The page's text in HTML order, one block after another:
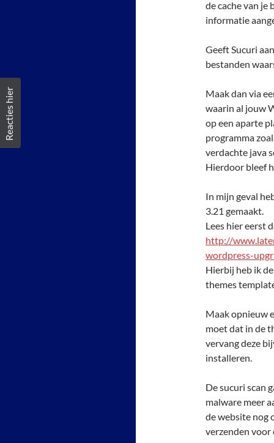
de cache van je
informatie
Geeft Sucuri
bestanden
Maak dan via
waarin al jouw
op een aparte
programma
verdachte java
Hierdoor bleef
In mijn geval
3.21 gemaakt.
Lees hier eerst
http://
wordpress-
Hierbij heb ik
themes
Maak opnieuw
moet dat in de
vervang deze
installeren.
De sucuri scan
malware meer
de website nog
verzenden voor
Reacties hier